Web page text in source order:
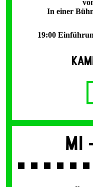
In einer
19:00
Mi